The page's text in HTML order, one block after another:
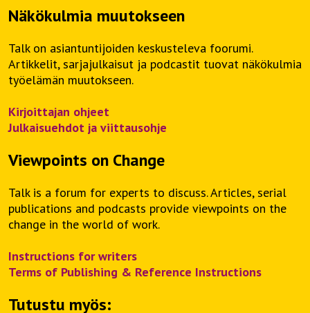
Näkökulmia muutokseen
Talk on asiantuntijoiden keskusteleva foorumi.
Artikkelit, sarjajulkaisut ja podcastit tuovat näkökulmia
työelämän muutokseen.
Kirjoittajan ohjeet
Julkaisuehdot ja viittausohje
Viewpoints on Change
Talk is a forum for experts to discuss. Articles, serial
publications and podcasts provide viewpoints on the
change in the world of work.
Instructions for writers
Terms of Publishing & Reference Instructions
Tutustu myös: